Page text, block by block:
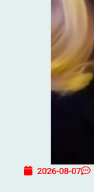
2026-08-07